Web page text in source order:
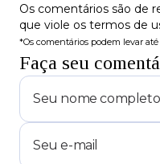
Os comentários são de
que viole os termos de
*Os comentários podem levar
Faça seu